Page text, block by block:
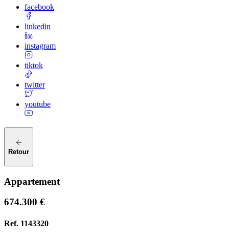
facebook
linkedin
instagram
tiktok
twitter
youtube
Retour
Appartement
674.300 €
Ref. 1143320